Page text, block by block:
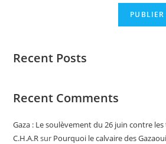
Recent Posts
Recent Comments
Gaza : Le soulèvement du 26 juin contre
C.H.A.Rsur Pourquoi le calvaire des